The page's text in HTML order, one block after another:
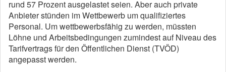
rund 57 Prozent ausgelastet seien. Aber auch private
Anbieter stünden im Wettbewerb um qualifiziertes
Personal. Um wettbewerbsfähig zu werden, müssten
Löhne und Arbeitsbedingungen zumindest auf Niveau des
Tarifvertrags für den Öffentlichen Dienst (TVÖD)
angepasst werden.